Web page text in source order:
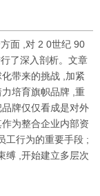
面 ,对 2 0世纪 90
了深入剖析。文章
带来的挑战 ,加紧
培育旗帜品牌 ,重
牌仅仅看成是对外
为整合企业内部资
工行为的重要手段 ;
缚 ,开始建立多层次